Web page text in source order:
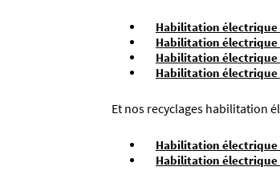
Habilitation électrique
Habilitation électrique
Habilitation électrique
Habilitation électrique
Et nos recyclages habilitation
Habilitation électrique
Habilitation électrique